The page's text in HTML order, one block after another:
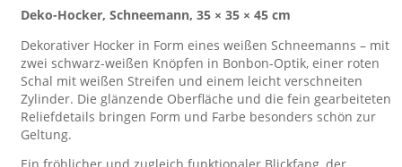
Deko-Hocker, Schneemann, 35 × 35 × 45 cm
Dekorativer Hocker in Form eines weißen Schneemanns – mit
zwei schwarz-weißen Knöpfen in Bonbon-Optik, einer roten
Schal mit weißen Streifen und einem leicht verschneiten
Zylinder. Die glänzende Oberfläche und die fein gearbeiteten
Reliefdetails bringen Form und Farbe besonders schön zur
Geltung.